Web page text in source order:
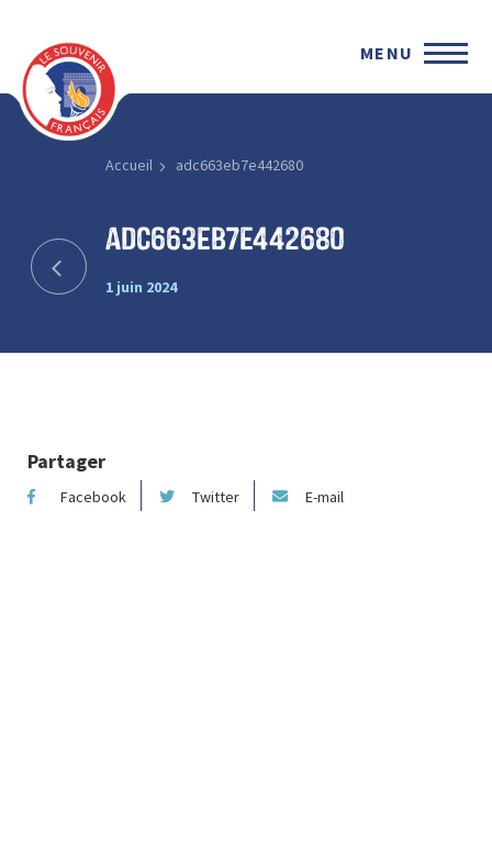
MENU
Accueil adc663eb7e442680
adc663eb7e442680
1 juin 2024
Partager
Facebook Twitter E-mail